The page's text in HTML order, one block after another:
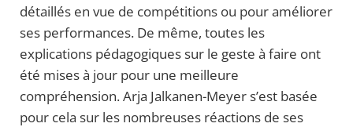
détaillés en vue de compétitions ou pour améliorer
ses performances. De même, toutes les
explications pédagogiques sur le geste à faire ont
été mises à jour pour une meilleure
compréhension. Arja Jalkanen-Meyer s’est basée
pour cela sur les nombreuses réactions de ses